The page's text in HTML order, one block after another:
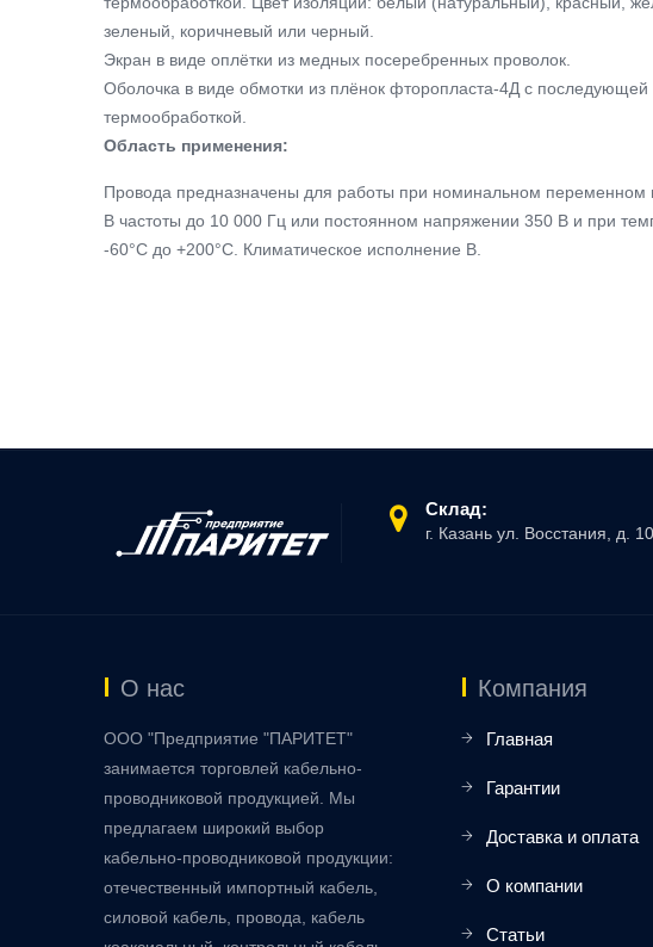
зеленый, коричневый или черный.
Экран в виде оплётки из медных посеребренных проволок.
Оболочка в виде обмотки из плёнок фторопласта-4Д с последующей
термообработкой.
Область применения:
Провода предназначены для работы при номинальном переменном
В частоты до 10 000 Гц или постоянном напряжении 350 В и при
-60°С до +200°С. Климатическое исполнение В.
Склад:
г. Казань ул. Восстания, д.
О нас
ООО "Предприятие "ПАРИТЕТ"
занимается торговлей кабельно-
проводниковой продукцией. Мы
предлагаем широкий выбор
кабельно-проводниковой продукции:
отечественный импортный кабель,
силовой кабель, провода, кабель
Компания
Главная
Гарантии
Доставка и оплата
О компании
Статьи